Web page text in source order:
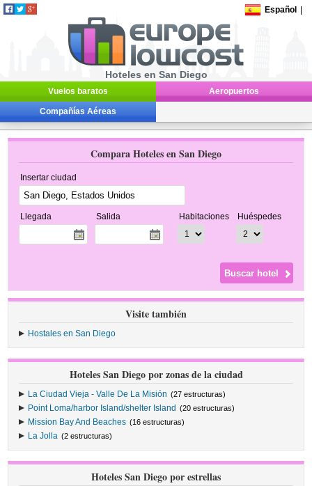
Español
Hoteles en San Diego
Vuelos baratos Aeropuertos
Compañías Aéreas
Compara Hoteles en San Diego
Insertar ciudad
Llegada Salida Habitaciones Huéspedes
Visite también
Hostales en San Diego
Hoteles San Diego por zonas de la ciudad
La Ciudad Vieja - Valle De La Misión (27 estructuras)
Point Loma/harbor Island/shelter Island (20 estructuras)
Mission Bay And Beaches (16 estructuras)
La Jolla (2 estructuras)
Hoteles San Diego por estrellas